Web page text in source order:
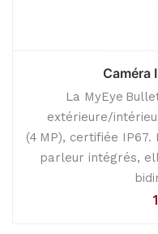
Caméra
La MyEye
extérieure/
(4 MP), certifiée IP67.
parleur intégrés,